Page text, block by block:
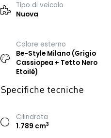
Tipo di veicolo
Nuova
Colore esterno
Be-Style Milano (Grigio
Cassiopea + Tetto Nero
Etoilé)
Specifiche tecniche
Cilindrata
1.789 cm3